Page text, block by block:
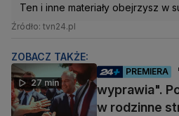
Ten i inne materiały obejrzysz w
Źródło: tvn24.pl
ZOBACZ TAKŻE:
27 min
PREMIERA
wyprawia".
w rodzinne